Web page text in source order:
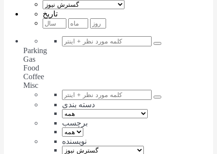
تاریخ
Parking
Gas
Food
Coffee
Misc
دسته بندی
برچسب
نویسنده